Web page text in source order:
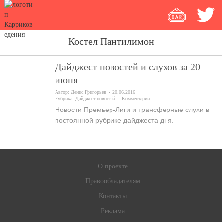
Костел Пантилимон
Дайджест новостей и слухов за 20
июня
Автор: Денис Григорьев
20.06.2016
Рубрика: Дайджест новостей Комментарии
Новости Премьер-Лиги и трансферные слухи в
постоянной рубрике дайджеста дня.
О проекте
Правообладателям
Контакты
Реклама